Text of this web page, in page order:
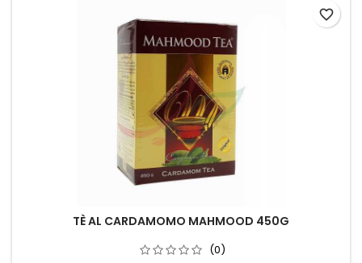
TÈ AL CARDAMOMO MAHMOOD 450G
(0)
favorite_border